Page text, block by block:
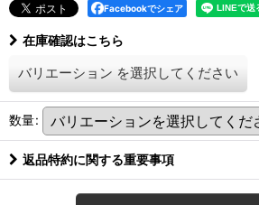
Facebookでシェア
在庫確認はこちら
バリエーション を選択してください
数量:
返品特約に関する重要事項